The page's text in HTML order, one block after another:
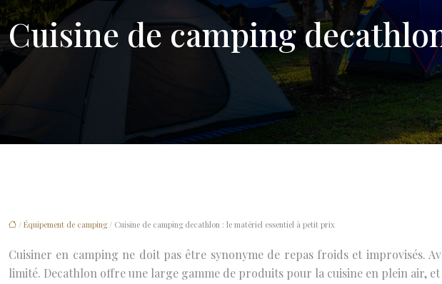
Cuisine de camping
/ Équipement de camping/ Cuisine de camping decathlon : le matériel essentiel à petit prix
Cuisiner en camping ne doit pas être synonyme de repas froids et improvisés.
limité. Decathlon offre une large gamme de produits pour la cuisine en plein air,